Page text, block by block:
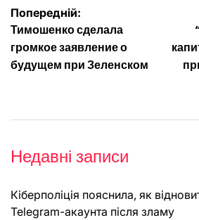
Навігація
записів
Попередній:
Тимошенко сделала
громкое заявление о
будущем при Зеленском
Недавні записи
Кіберполіція пояснила, як
Telegram-акаунта після зламу